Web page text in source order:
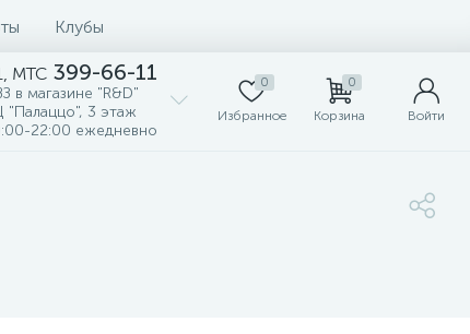
Клубы
MTC 399-66-11
в магазине "R&D"
"Палаццо", 3 этаж
22:00 ежедневно
0
Избранное
0
Корзина Войти